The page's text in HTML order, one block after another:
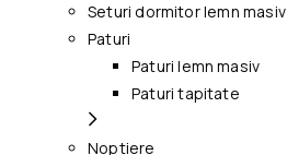
Seturi dormitor lemn masiv
Paturi
Paturi lemn masiv
Paturi tapitate
Noptiere